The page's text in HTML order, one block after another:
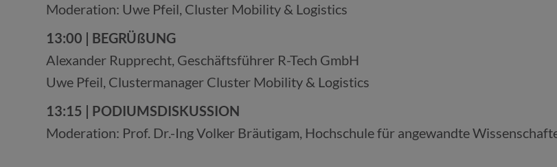
Moderation: Uwe Pfeil, Cluster Mobility & Logistics
13:00 | BEGRÜßUNG
Alexander Rupprecht, Geschäftsführer R-Tech GmbH
Uwe Pfeil, Clustermanager Cluster Mobility & Logistics
13:15 | PODIUMSDISKUSSION
Moderation: Prof. Dr.-Ing Volker Bräutigam, Hochschule für angewandte